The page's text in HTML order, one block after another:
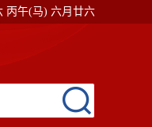
丙午(马) 六月廿六